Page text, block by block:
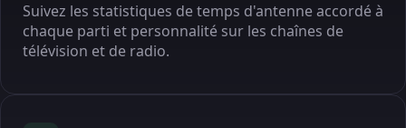
Suivez les statistiques de temps d'antenne accordé à
chaque parti et personnalité sur les chaînes de
télévision et de radio.